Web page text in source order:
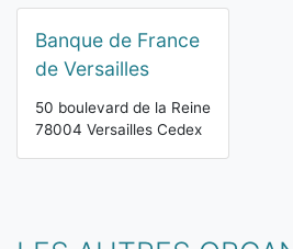
Banque de France
de Versailles
50 boulevard de la Reine
78004 Versailles Cedex